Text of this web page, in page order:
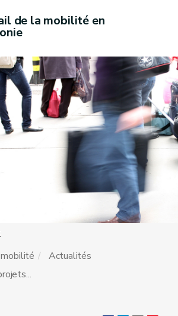
de la mobilité en
Actualités